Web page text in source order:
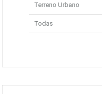
Terreno Urbano
Todas